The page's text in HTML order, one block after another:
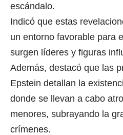
escándalo.
Indicó que estas
un entorno favorable para
surgen líderes y figuras
Además, destacó que las
Epstein detallan la
donde se llevan a cabo
menores, subrayando la
crímenes.